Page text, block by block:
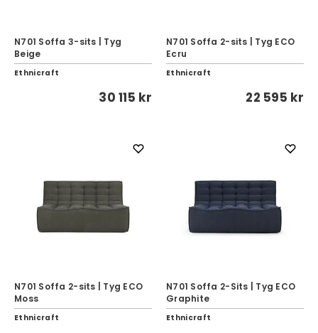
N701 Soffa 3-sits | Tyg
Beige
Ethnicraft
30 115 kr
N701 Soffa 2-sits | Tyg ECO
Ecru
Ethnicraft
22 595 kr
N701 Soffa 2-sits | Tyg ECO
Moss
Ethnicraft
N701 Soffa 2-Sits | Tyg ECO
Graphite
Ethnicraft